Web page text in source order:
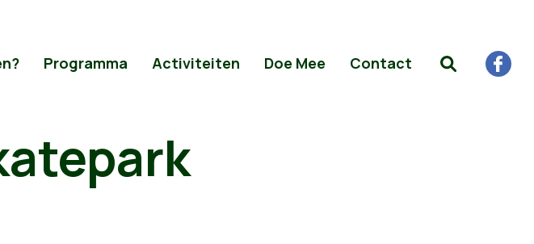
Programma Activiteiten Doe Mee Contact